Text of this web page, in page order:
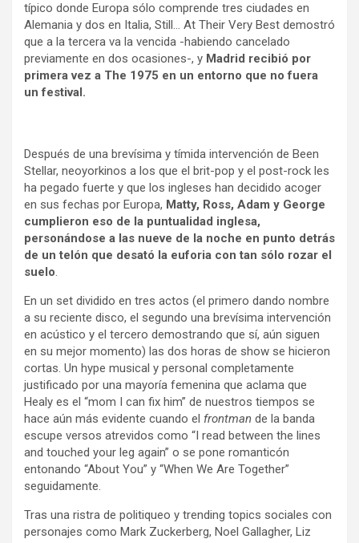
típico donde Europa sólo comprende tres ciudades en
Alemania y dos en Italia, Still… At Their Very Best demostró
que a la tercera va la vencida -habiendo cancelado
previamente en dos ocasiones-, y Madrid recibió por
primera vez a The 1975 en un entorno que no fuera
un festival.
Después de una brevísima y tímida intervención de Been
Stellar, neoyorkinos a los que el brit-pop y el post-rock les
ha pegado fuerte y que los ingleses han decidido acoger
en sus fechas por Europa, Matty, Ross, Adam y George
cumplieron eso de la puntualidad inglesa,
personándose a las nueve de la noche en punto detrás
de un telón que desató la euforia con tan sólo rozar el
suelo.
En un set dividido en tres actos (el primero dando nombre
a su reciente disco, el segundo una brevísima intervención
en acústico y el tercero demostrando que sí, aún siguen
en su mejor momento) las dos horas de show se hicieron
cortas. Un hype musical y personal completamente
justificado por una mayoría femenina que aclama que
Healy es el “mom I can fix him” de nuestros tiempos se
hace aún más evidente cuando el frontman de la banda
escupe versos atrevidos como “I read between the lines
and touched your leg again” o se pone romanticón
entonando “About You” y “When We Are Together”
seguidamente.
Tras una ristra de politiqueo y trending topics sociales con
personajes como Mark Zuckerberg, Noel Gallagher, Liz